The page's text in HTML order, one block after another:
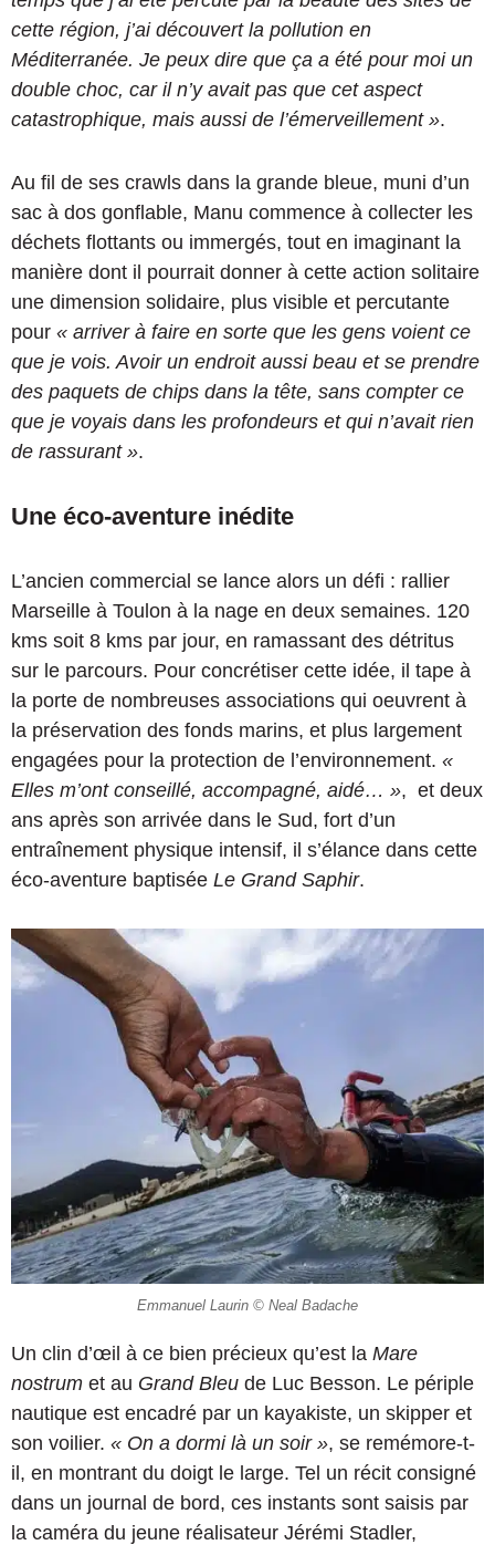
cette région, j’ai découvert la pollution en
Méditerranée. Je peux dire que ça a été pour moi un
double choc, car il n’y avait pas que cet aspect
catastrophique, mais aussi de l’émerveillement ».
Au fil de ses crawls dans la grande bleue, muni d’un
sac à dos gonflable, Manu commence à collecter les
déchets flottants ou immergés, tout en imaginant la
manière dont il pourrait donner à cette action solitaire
une dimension solidaire, plus visible et percutante
pour « arriver à faire en sorte que les gens voient ce
que je vois. Avoir un endroit aussi beau et se prendre
des paquets de chips dans la tête, sans compter ce
que je voyais dans les profondeurs et qui n’avait rien
de rassurant ».
Une éco-aventure inédite
L’ancien commercial se lance alors un défi : rallier
Marseille à Toulon à la nage en deux semaines. 120
kms soit 8 kms par jour, en ramassant des détritus
sur le parcours. Pour concrétiser cette idée, il tape à
la porte de nombreuses associations qui oeuvrent à
la préservation des fonds marins, et plus largement
engagées pour la protection de l’environnement. «
Elles m’ont conseillé, accompagné, aidé… », et deux
ans après son arrivée dans le Sud, fort d’un
entraînement physique intensif, il s’élance dans cette
éco-aventure baptisée Le Grand Saphir.
Emmanuel Laurin © Neal Badache
Un clin d’œil à ce bien précieux qu’est la Mare
nostrum et au Grand Bleu de Luc Besson. Le périple
nautique est encadré par un kayakiste, un skipper et
son voilier. « On a dormi là un soir », se remémore-t-
il, en montrant du doigt le large. Tel un récit consigné
dans un journal de bord, ces instants sont saisis par
la caméra du jeune réalisateur Jérémi Stadler,